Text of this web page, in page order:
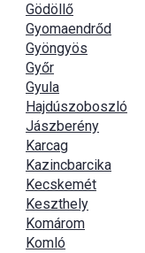
Gödöllő
Gyomaendrőd
Gyöngyös
Győr
Gyula
Hajdúszoboszló
Jászberény
Karcag
Kazincbarcika
Kecskemét
Keszthely
Komárom
Komló